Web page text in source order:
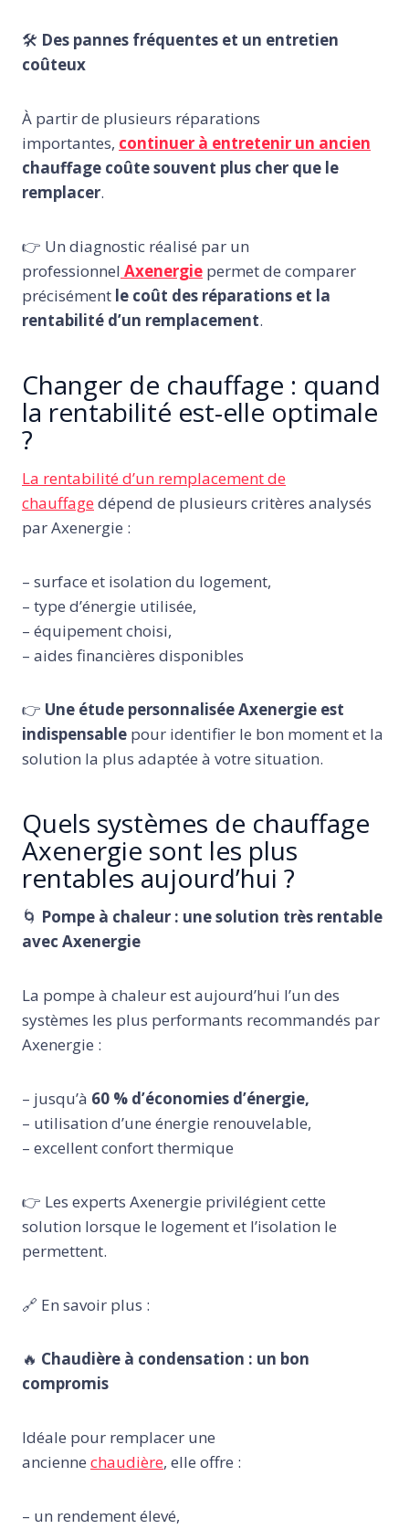
🛠️ Des pannes fréquentes et un entretien
coûteux
À partir de plusieurs réparations
importantes, continuer à entretenir un ancien
chauffage coûte souvent plus cher que le
remplacer.
👉 Un diagnostic réalisé par un
professionnel Axenergie permet de comparer
précisément le coût des réparations et la
rentabilité d’un remplacement.
Changer de chauffage : quand
la rentabilité est-elle optimale
?
La rentabilité d’un remplacement de
chauffage dépend de plusieurs critères analysés
par Axenergie :
– surface et isolation du logement,
– type d’énergie utilisée,
– équipement choisi,
– aides financières disponibles
👉 Une étude personnalisée Axenergie est
indispensable pour identifier le bon moment et la
solution la plus adaptée à votre situation.
Quels systèmes de chauffage
Axenergie sont les plus
rentables aujourd’hui ?
🌀 Pompe à chaleur : une solution très rentable
avec Axenergie
La pompe à chaleur est aujourd’hui l’un des
systèmes les plus performants recommandés par
Axenergie :
– jusqu’à 60 % d’économies d’énergie,
– utilisation d’une énergie renouvelable,
– excellent confort thermique
👉 Les experts Axenergie privilégient cette
solution lorsque le logement et l’isolation le
permettent.
🔗 En savoir plus :
🔥 Chaudière à condensation : un bon
compromis
Idéale pour remplacer une
ancienne chaudière, elle offre :
– un rendement élevé,